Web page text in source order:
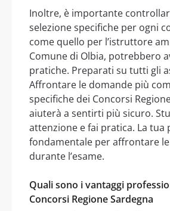
Inoltre, è importante
selezione specifiche per ogni
come quello per l’istruttore
Comune di Olbia, potrebbero
pratiche. Preparati su tutti gli
Affrontare le domande più
specifiche dei Concorsi
aiuterà a sentirti più sicuro.
attenzione e fai pratica. La tua
fondamentale per affrontare
durante l’esame.
Quali sono i vantaggi
Concorsi Regione Sardegna